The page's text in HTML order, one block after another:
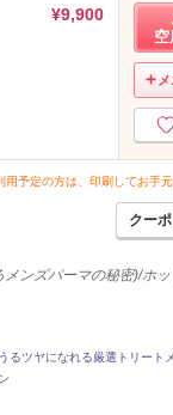
2022年
2022年
2022年6
2022年
2022年
2022年2
2022年1
2021年
2021年
¥9,900
予定の方は、印刷してお手元
クー
ンズパーマの秘密)/ホ
うるツヤになれる厳選トリート